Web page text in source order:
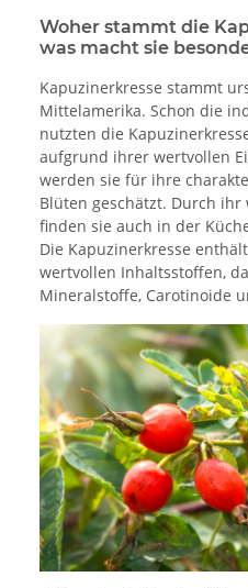
Woher stammt die
was macht sie
Kapuzinerkresse stammt
Mittelamerika. Schon die
nutzten die
aufgrund ihrer wertvollen
werden sie für ihre
Blüten geschätzt. Durch ihr
finden sie auch in der
Die Kapuzinerkresse
wertvollen Inhaltsstoffen,
Mineralstoffe, Carotinoide